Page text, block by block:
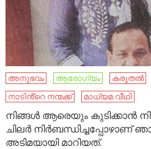
അനുഭവം ആരോഗ്യം കരുതൽ
നാടിൻ്റെ നന്മക്ക്
മാധ്യമ വീഥി
നിങ്ങൾ ആരെയും കുടിക്കാൻ
ചിലർ നിർബന്ധിച്ചപ്പോഴാണ്
അടിമയായി മാറിയത്.